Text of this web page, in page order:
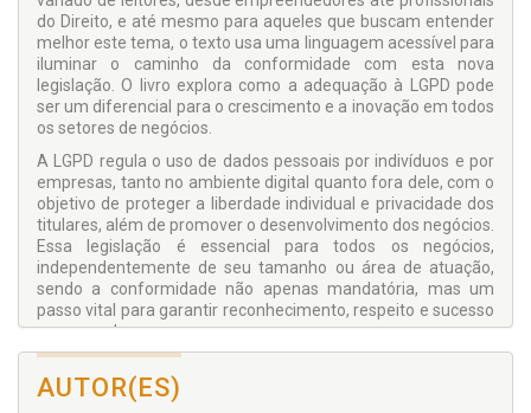
do Direito, e até mesmo para aqueles que buscam entender
melhor este tema, o texto usa uma linguagem acessível para
iluminar o caminho da conformidade com esta nova
legislação. O livro explora como a adequação à LGPD pode
ser um diferencial para o crescimento e a inovação em todos
os setores de negócios.
A LGPD regula o uso de dados pessoais por indivíduos e por
empresas, tanto no ambiente digital quanto fora dele, com o
objetivo de proteger a liberdade individual e privacidade dos
titulares, além de promover o desenvolvimento dos negócios.
Essa legislação é essencial para todos os negócios,
independentemente de seu tamanho ou área de atuação,
sendo a conformidade não apenas mandatória, mas um
passo vital para garantir reconhecimento, respeito e sucesso
no mercado.
como uma grande oportunidade para empreendedores e
profissionais que utilizam dados pessoais em suas
AUTOR(ES)